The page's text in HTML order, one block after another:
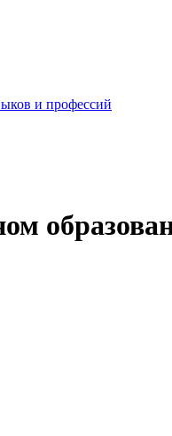
и профессий